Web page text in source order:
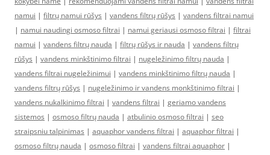
namui | filtrų namui rūšys | vandens filtrų rūšys | vandens filtrai namui
| namui naudingi osmoso filtrai | namui geriausi osmoso filtrai | filtrai
namui | vandens filtrų nauda | filtrų rūšys ir nauda | vandens filtrų
rūšys | vandens minkštinimo filtrai | nugeležinimo filtrų nauda |
vandens filtrai nugeležinimui | vandens minkštinimo filtrų nauda |
vandens filtrų rūšys | nugeležinimo ir vandens monkštinimo filtrai |
vandens nukalkinimo filtrai | vandens filtrai | geriamo vandens
sistemos | osmoso filtrų nauda | atbulinio osmoso filtrai | seo
straipsniu talpinimas | aquaphor vandens filtrai | aquaphor filtrai |
osmoso filtrų nauda | osmoso filtrai | vandens filtrai aquaphor |